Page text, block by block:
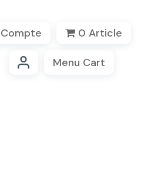
Compte 0 Article
Menu Cart